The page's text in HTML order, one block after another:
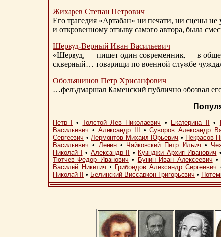
Жихарев Степан Петрович
Его трагедия «Артабан» ни печати, ни сцены
и откровенному отзыву самого автора, была
Шервуд-Верный Иван Васильевич
«Шервуд, — пишет один современник, — в
скверный… товарищи по военной службе
Обольянинов Петр Хрисанфович
…фельдмаршал Каменский публично обозвал
Петр I •Толстой Лев Николаевич • Екатерина II •
Васильевич • Александр III • Суворов Александр
Сергеевич •Лермонтов Михаил Юрьевич • Некрасов
Васильевич • Ленин• Чайковский Петр Ильич •
Николай I
• Александр II • Куинджи Архип Иванович
Тютчев Федор Иванович • Бунин Иван Алексеевич •
Василий Никитич • Грибоедов Александр Сергеевич
Николай II
• Белинский Виссарион Григорьевич •